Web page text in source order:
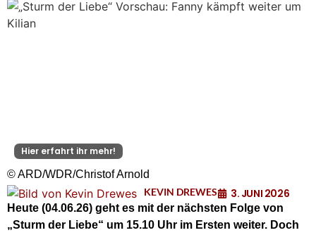
Hier erfahrt ihr mehr!
© ARD/WDR/Christof Arnold
KEVIN DREWES
3. JUNI 2026
Heute (04.06.26) geht es mit der nächsten Folge von
„Sturm der Liebe“ um 15.10 Uhr im Ersten weiter. Doch